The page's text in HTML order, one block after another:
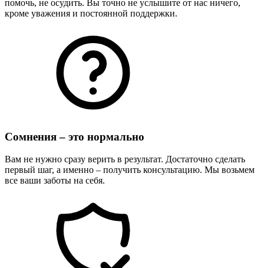
помочь, не осудить. Вы точно не услышите от нас ничего,
кроме уважения и постоянной поддержки.
Сомнения – это нормально
Вам не нужно сразу верить в результат. Достаточно сделать
первый шаг, а именно – получить консультацию. Мы возьмем
все ваши заботы на себя.